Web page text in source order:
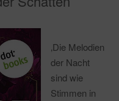
‚Die Melodien
der Nacht
sind wie
Stimmen in